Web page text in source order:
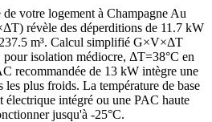
votre logement à Champagne Au
révèle des déperditions de 11.7 kW
m³. Calcul simplifié G×V×ΔT
isolation médiocre, ΔT=38°C en
recommandée de 13 kW intègre une
plus froids. La température de base
électrique intégré ou une PAC haute
jusqu'à -25°C.